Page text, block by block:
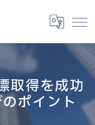
取得を成功
ポイント